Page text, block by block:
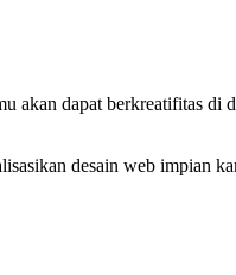
akan dapat berkreatifitas di
desain web impian